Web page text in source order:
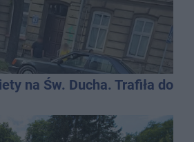
na Św. Ducha. Trafiła do